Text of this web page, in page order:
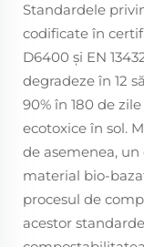
Standardele
codificate în
D6400 și EN
degradeze în 12
90% în 180 de
ecotoxice în sol.
de asemenea,
material bio-
procesul de
acestor